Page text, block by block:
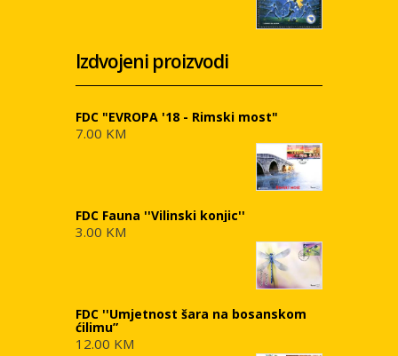
Izdvojeni proizvodi
FDC "EVROPA '18 - Rimski most"
7.00 KM
FDC Fauna ''Vilinski konjic''
3.00 KM
FDC ''Umjetnost šara na bosanskom
ćilimu”
12.00 KM